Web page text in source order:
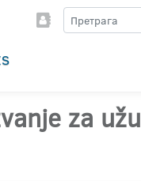
za užu